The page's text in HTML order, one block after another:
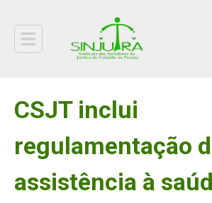
CSJT inclui
regulamentação
assistência à